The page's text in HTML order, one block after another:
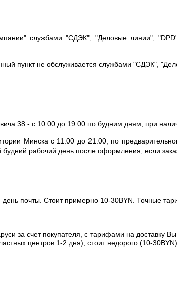
службами "СДЭК", "Деловые линии",
пункт не обслуживается службами "СДЭК",
38 - с 10:00 до 19.00 по будним дням, при
Минска с 11:00 до 21:00, по
рабочий день после оформления, если
почты. Стоит примерно 10-30BYN. Точные
за счет покупателя, с тарифами на доставку
центров 1-2 дня), стоит недорого (10-